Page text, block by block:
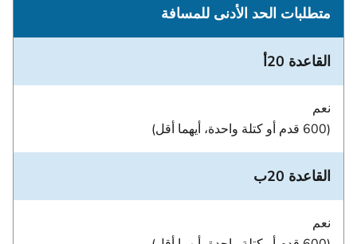
متطلبات الحد الأدنى للمسافة
القاعدة 20أ
نعم
(600 قدم أو كتلة واحدة، أيهما أقل)
القاعدة 20ب
نعم